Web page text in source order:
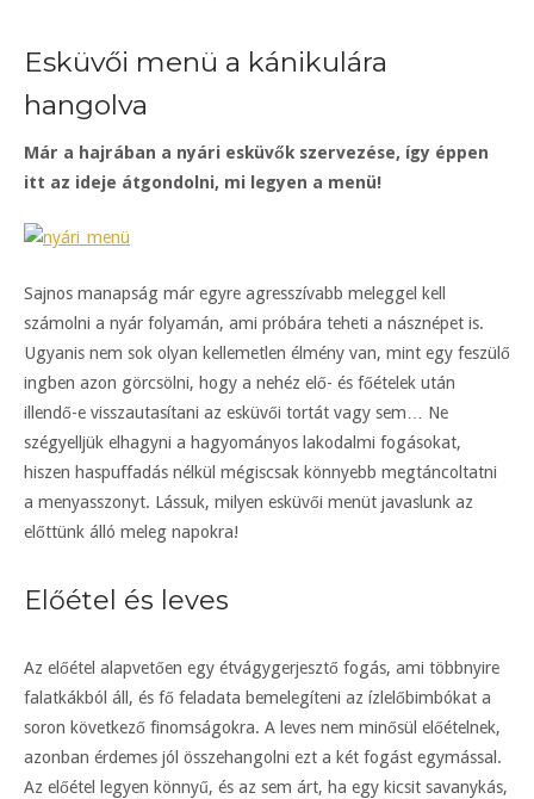
Esküvői menü a kánikulára
hangolva
Már a hajrában a nyári esküvők szervezése, így éppen
itt az ideje átgondolni, mi legyen a menü!
Sajnos manapság már egyre agresszívabb meleggel kell
számolni a nyár folyamán, ami próbára teheti a násznépet is.
Ugyanis nem sok olyan kellemetlen élmény van, mint egy feszülő
ingben azon görcsölni, hogy a nehéz elő- és főételek után
illendő-e visszautasítani az esküvői tortát vagy sem… Ne
szégyelljük elhagyni a hagyományos lakodalmi fogásokat,
hiszen haspuffadás nélkül mégiscsak könnyebb megtáncoltatni
a menyasszonyt. Lássuk, milyen esküvői menüt javaslunk az
előttünk álló meleg napokra!
Előétel és leves
Az előétel alapvetően egy étvágygerjesztő fogás, ami többnyire
falatkákból áll, és fő feladata bemelegíteni az ízlelőbimbókat a
soron következő finomságokra. A leves nem minősül előételnek,
azonban érdemes jól összehangolni ezt a két fogást egymással.
Az előétel legyen könnyű, és az sem árt, ha egy kicsit savanykás,